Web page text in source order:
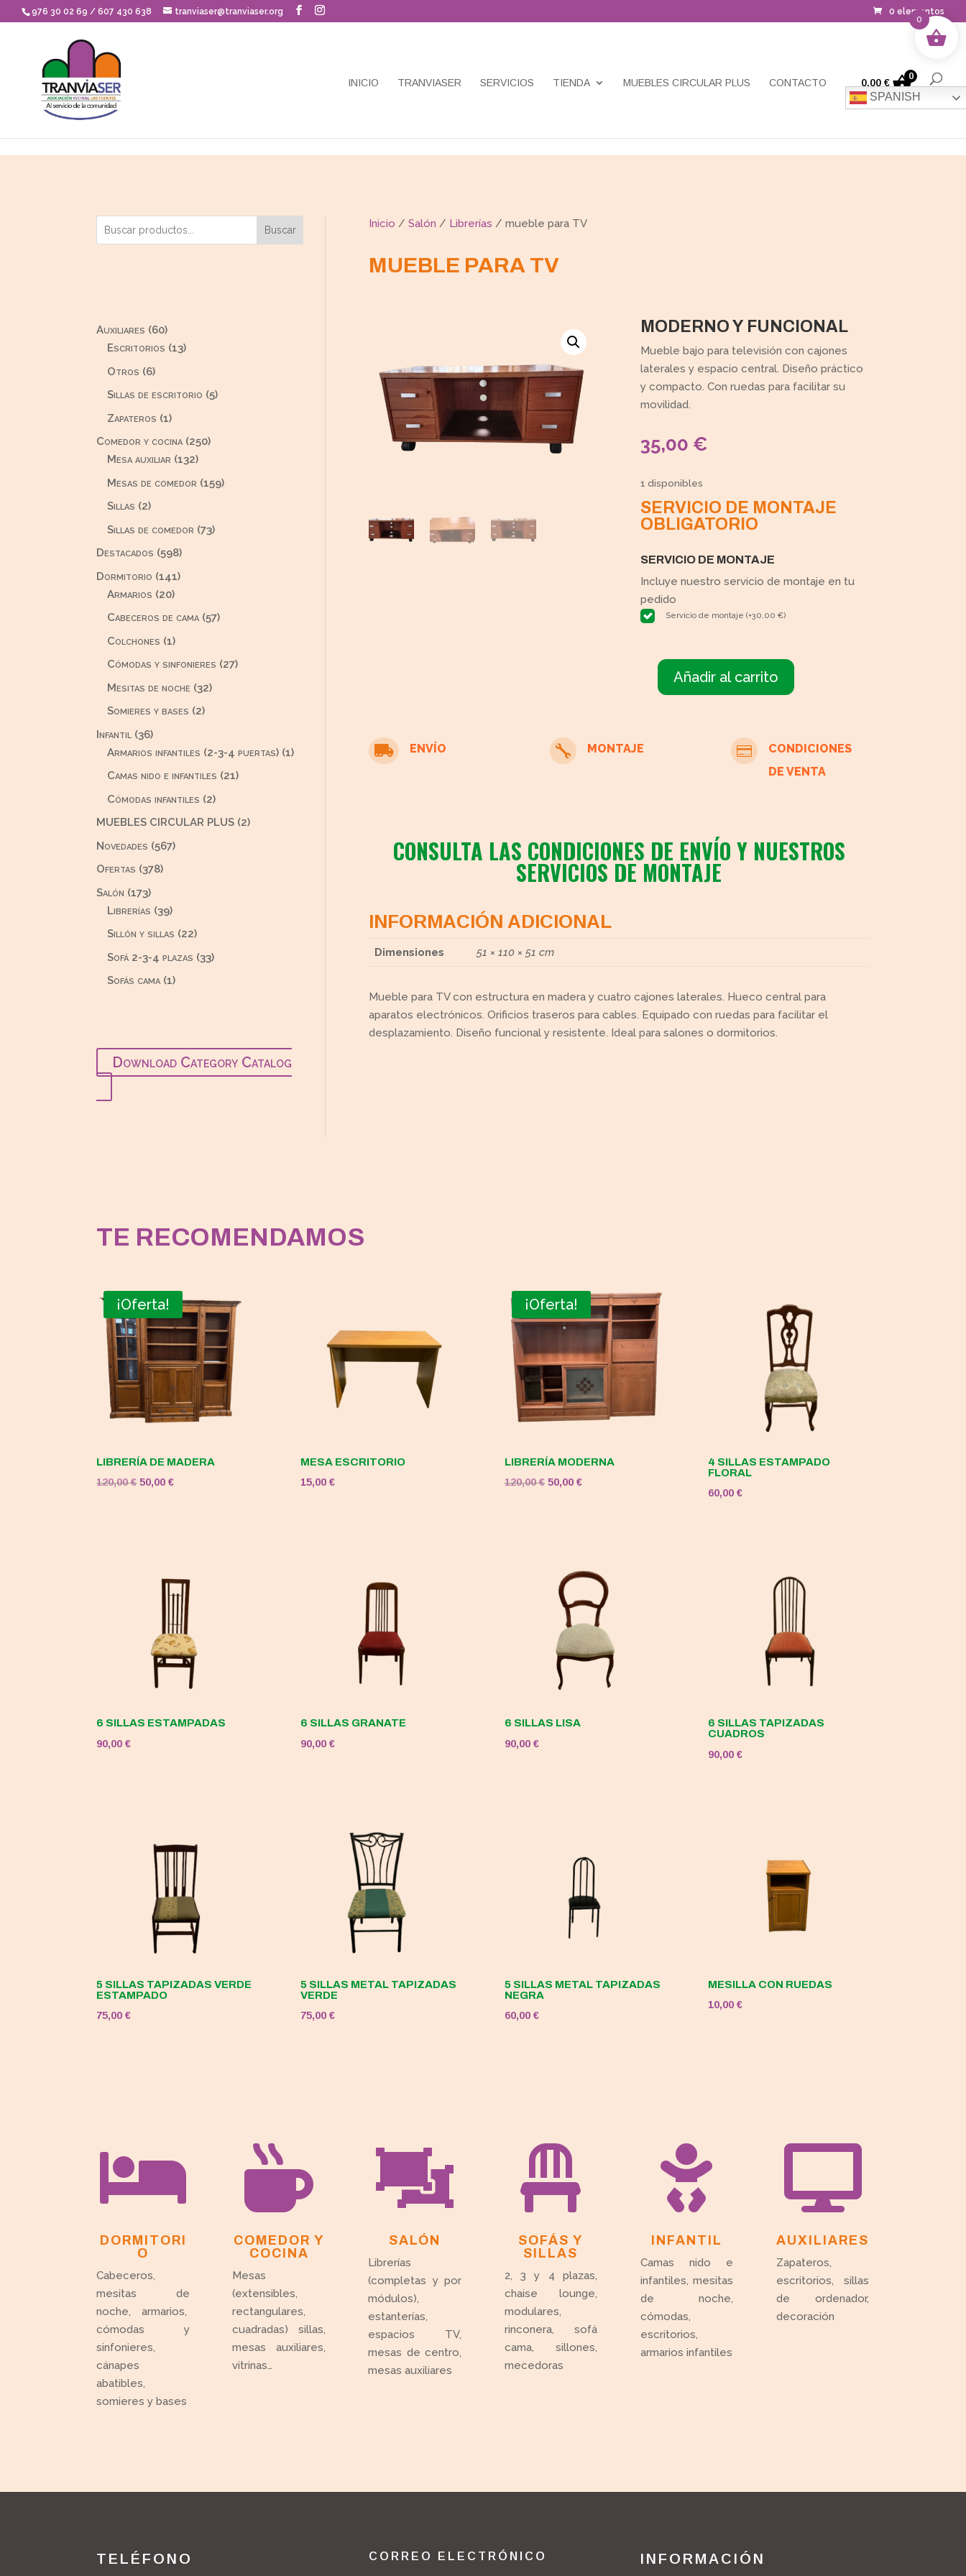
Skip to content
976 30 02 69 / 607 430 638 tranviaser@tranviaser.org 0 elementos
INICIO TRANVIASER SERVICIOS TIENDA MUEBLES CIRCULAR PLUS CONTACTO
SPANISH
0,00 €
0
Buscar
Auxiliares 6060
productos
Escritorios 1313
Otros 66
Sillas de escritorio 55
Zapateros 11
producto
Comedor y cocina 250250
Mesa auxiliar 132132
productos
Mesas de comedor 159159
Sillas 22
productos
Sillas de comedor 7373
Destacados 598598
productos
Dormitorio 141141
Armarios 2020
productos
Cabeceros de cama 5757
Colchones 11
Cómodas y sinfonieres 2727
Mesitas de noche 3232
Somieres y bases 22
Infantil 3636
productos
Armarios infantiles (2-3-4 puertas) 11
Camas nido e infantiles 2121
Cómodas infantiles 22
productos
MUEBLES CIRCULAR PLUS 22
Novedades 567567
Ofertas 378378
Salón 173173
productos
Librerías 3939
productos
Sillón y sillas 2222
productos
Sofá 2-3-4 plazas 3333
Sofás cama 11
Download Category Catalog
Inicio / Salón / Librerías / mueble para TV
MUEBLE PARA TV
MODERNO Y FUNCIONAL
Mueble bajo para televisión con cajones
laterales y espacio central. Diseño práctico
y compacto. Con ruedas para facilitar su
movilidad.
35,00 €
1 disponibles
SERVICIO DE MONTAJE
OBLIGATORIO
SERVICIO DE MONTAJE
Incluye nuestro servicio de montaje en tu
pedido
Servicio de montaje (+30,00 €)
muebleAñadir al carrito
 ENVÍO  MONTAJE 
CONDICIONES
DE VENTA
CONSULTA LAS CONDICIONES DE ENVÍO Y NUESTROS
SERVICIOS DE MONTAJE
INFORMACIÓN ADICIONAL
Dimensiones 51 × 110 × 51 cm
Mueble para TV con estructura en madera y cuatro cajones laterales. Hueco central para
aparatos electrónicos. Orificios traseros para cables. Equipado con ruedas para facilitar el
desplazamiento. Diseño funcional y resistente. Ideal para salones o dormitorios.
TE RECOMENDAMOS
¡Oferta!
LIBRERÍA DE MADERA
120,00€ El
50,00€El
MESA ESCRITORIO
15,00 €
¡Oferta!
LIBRERÍA MODERNA
120,00€ El
50,00 €El
4 SILLAS ESTAMPADO
FLORAL
60,00€
6 SILLAS ESTAMPADAS
90,00€
6 SILLAS GRANATE
90,00 €
6 SILLAS LISA
90,00 €
6 SILLAS TAPIZADAS
CUADROS
90,00€
5 SILLAS TAPIZADAS VERDE
ESTAMPADO
75,00€
5 SILLAS METAL TAPIZADAS
VERDE
75,00 €
5 SILLAS METAL TAPIZADAS
NEGRA
60,00 €
MESILLA CON RUEDAS
10,00€

DORMITORI
O
Cabeceros,
mesitas de
noche, armarios,
cómodas y
sinfonieres,
cánapes
abatibles,
somieres y bases

COMEDOR Y
COCINA
Mesas
(extensibles,
rectangulares,
cuadradas) sillas,
mesas auxiliares,
vitrinas…

SALÓN
Librerías
(completas y por
módulos),
estanterías,
espacios TV,
mesas de centro,
mesas auxiliares

SOFÁS Y
SILLAS
2, 3 y 4 plazas,
chaise lounge,
modulares,
rinconera, sofá
cama, sillones,
mecedoras

INFANTIL
Camas nido e
infantiles, mesitas
de noche,
cómodas,
escritorios,
armarios infantiles

AUXILIARES
Zapateros,
escritorios, sillas
de ordenador,
decoración
TELÉFONO CORREO ELECTRÓNICO INFORMACIÓN
0